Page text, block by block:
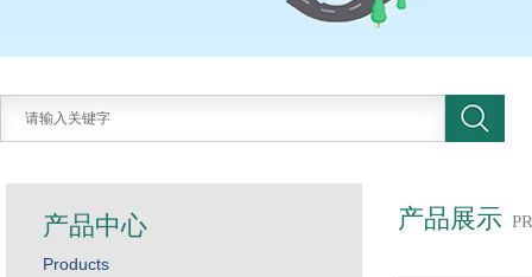
产品展示
产品中心
Products